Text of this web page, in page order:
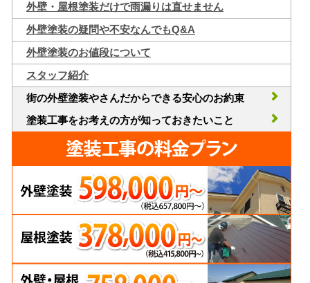
外壁・屋根塗装だけで雨漏りは直せません
外壁塗装の疑問や不安なんでもQ&A
外壁塗装のお値段について
スタッフ紹介
街の外壁塗装やさんだからできる安心のお約束
塗装工事をお考えの方が知っておきたいこと